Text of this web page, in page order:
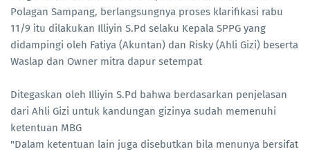
Polagan Sampang, berlangsungnya proses klarifikasi rabu
11/9 itu dilakukan Illiyin S.Pd selaku Kepala SPPG yang
didampingi oleh Fatiya (Akuntan) dan Risky (Ahli Gizi) beserta
Waslap dan Owner mitra dapur setempat
Ditegaskan oleh Illiyin S.Pd bahwa berdasarkan penjelasan
dari Ahli Gizi untuk kandungan gizinya sudah memenuhi
ketentuan MBG
"Dalam ketentuan lain juga disebutkan bila menunya bersifat